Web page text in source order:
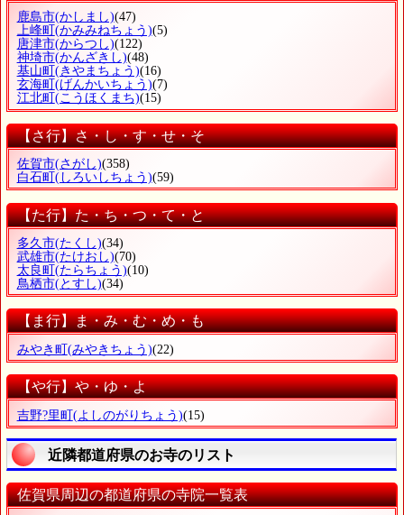
鹿島市(かしまし)(47)
上峰町 (かみみねちょう)(5)
唐津市(からつし)(122)
神埼市(かんざきし)(48)
基山町 (きやまちょう)(16)
玄海町 (げんかいちょう)(7)
江北町 (こうほくまち)(15)
【さ行】さ・し・す・せ・そ
佐賀市(さがし)(358)
白石町 (しろいしちょう)(59)
【た行】た・ち・つ・て・と
多久市(たくし)(34)
武雄市(たけおし)(70)
太良町 (たらちょう)(10)
鳥栖市(とすし)(34)
【ま行】ま・み・む・め・も
みやき町 (みやきちょう)(22)
【や行】や・ゆ・よ
吉野?里町(よしのがりちょう)(15)
近隣都道府県のお寺のリスト
佐賀県周辺の都道府県の寺院一覧表